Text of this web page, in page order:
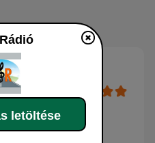
Hallgatás
zenésznek!
letöltése